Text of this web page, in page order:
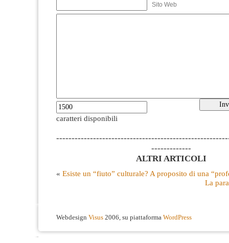
Sito Web
caratteri disponibili
-------------
ALTRI ARTICOLI
« Esiste un “fiuto” culturale? A proposito di una
La
Webdesign Visus 2006, su piattaforma WordPress